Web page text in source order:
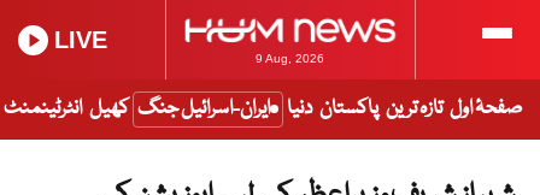
9 Aug, 2026
LIVE
صفحۂ اول تازہ ترین پاکستان دنیا ایران-اسرائیل جنگ کھیل انٹرٹینمنٹ